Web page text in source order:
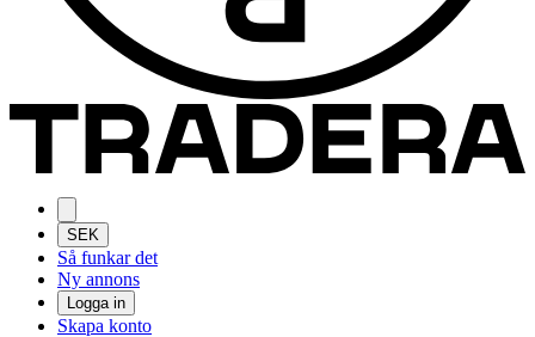
SEK
Så funkar det
Ny annons
Logga in
Skapa konto